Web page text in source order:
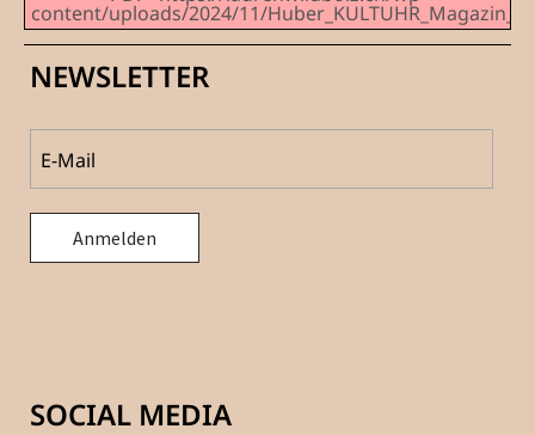
content/uploads/2024/11/
NEWSLETTER
SOCIAL MEDIA